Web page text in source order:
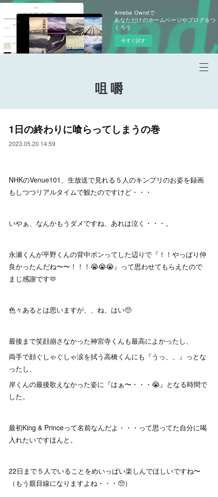
Ameba Owndで
あなただけのホームページやブログをつ
くろう
今すぐ試す
咀 嚼
1日の終わりに喰らってしまうの巻
2023.05.20 14:59
NHKのVenue101、生放送で見れる５人のキンプリのお姿を録画
もしつつリアルタイムで観たのですけど・・・
いやぁ、なんかもうダメですね、あれは泣く・・・。
永瀬くんが平野くんの背中ポンってした辺りで『！！やっぱり仲
良かったんだね〜〜！！！😭😭😭』って思わせてもらえたので
まじ感謝です🫶
色々あるとは思いますが、、ね、はい🥺
最後まで笑顔崩さなかった神宮寺くんも最高によかったし、
両手で顔ぐしゃぐしゃ涙を拭う高橋くんにも『うっ、、』っとな
ったし、
岸くんの最後歌えなかった姿に『はぁ〜・・・😭』となる時間で
した。
最初King & Princeって名前なんだよ・・・って思ってた自分に喝
入れたいですほんと。
22日まで５人でいることをめいっぱい楽しんでほしいですね〜
（もう親目線になりますよね・・・🥺）